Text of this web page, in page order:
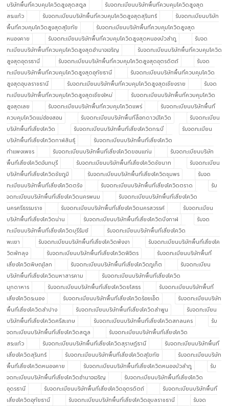
บริษัทพื้นที่ควบคุมโควิดสูงสุดสตูล
รับจดทะเบียนบริษัทพื้นที่ควบคุมโควิดสูงสุด
สระแก้ว
รับจดทะเบียนบริษัทพื้นที่ควบคุมโควิดสูงสุดสุรินทร์
รับจดทะเบียนบริษัท
พื้นที่ควบคุมโควิดสูงสุดสุโขทัย
รับจดทะเบียนบริษัทพื้นที่ควบคุมโควิดสูงสุด
หนองคาย
รับจดทะเบียนบริษัทพื้นที่ควบคุมโควิดสูงสุดหนองบัวลำภู
รับจด
ทะเบียนบริษัทพื้นที่ควบคุมโควิดสูงสุดอำนาจเจริญ
รับจดทะเบียนบริษัทพื้นที่ควบคุมโควิด
สูงสุดอุดรธานี
รับจดทะเบียนบริษัทพื้นที่ควบคุมโควิดสูงสุดอุตรดิตถ์
รับจด
ทะเบียนบริษัทพื้นที่ควบคุมโควิดสูงสุดอุทัยธานี
รับจดทะเบียนบริษัทพื้นที่ควบคุมโควิด
สูงสุดอุบลราชธานี
รับจดทะเบียนบริษัทพื้นที่ควบคุมโควิดสูงสุดเชียงราย
รับจด
ทะเบียนบริษัทพื้นที่ควบคุมโควิดสูงสุดเชียงใหม่
รับจดทะเบียนบริษัทพื้นที่ควบคุมโควิด
สูงสุดเลย
รับจดทะเบียนบริษัทพื้นที่ควบคุมโควิดแพร่
รับจดทะเบียนบริษัทพื้นที่
ควบคุมโควิดแม่ฮ่องสอน
รับจดทะเบียนบริษัทพื้นที่ล็อกดาวน์โควิด
รับจดทะเบียน
บริษัทพื้นที่เสี่ยงโควิด
รับจดทะเบียนบริษัทพื้นที่เสี่ยงโควิดกระบี่
รับจดทะเบียน
บริษัทพื้นที่เสี่ยงโควิดกาฬสินธุ์
รับจดทะเบียนบริษัทพื้นที่เสี่ยงโควิด
กำแพงเพชร
รับจดทะเบียนบริษัทพื้นที่เสี่ยงโควิดขอนแก่น
รับจดทะเบียนบริษัท
พื้นที่เสี่ยงโควิดจันทบุรี
รับจดทะเบียนบริษัทพื้นที่เสี่ยงโควิดชัยนาท
รับจดทะเบียน
บริษัทพื้นที่เสี่ยงโควิดชัยภูมิ
รับจดทะเบียนบริษัทพื้นที่เสี่ยงโควิดชุมพร
รับจด
ทะเบียนบริษัทพื้นที่เสี่ยงโควิดตรัง
รับจดทะเบียนบริษัทพื้นที่เสี่ยงโควิดตราด
รับ
จดทะเบียนบริษัทพื้นที่เสี่ยงโควิดนครพนม
รับจดทะเบียนบริษัทพื้นที่เสี่ยงโควิด
นครศรีธรรมราช
รับจดทะเบียนบริษัทพื้นที่เสี่ยงโควิดนครสวรรค์
รับจดทะเบียน
บริษัทพื้นที่เสี่ยงโควิดน่าน
รับจดทะเบียนบริษัทพื้นที่เสี่ยงโควิดบึงกาฬ
รับจด
ทะเบียนบริษัทพื้นที่เสี่ยงโควิดบุรีรัมย์
รับจดทะเบียนบริษัทพื้นที่เสี่ยงโควิด
พะเยา
รับจดทะเบียนบริษัทพื้นที่เสี่ยงโควิดพังงา
รับจดทะเบียนบริษัทพื้นที่เสี่ยงโค
วิดพัทลุง
รับจดทะเบียนบริษัทพื้นที่เสี่ยงโควิดพิจิตร
รับจดทะเบียนบริษัทพื้นที่
เสี่ยงโควิดพิษณุโลก
รับจดทะเบียนบริษัทพื้นที่เสี่ยงโควิดภูเก็ต
รับจดทะเบียน
บริษัทพื้นที่เสี่ยงโควิดมหาสารคาม
รับจดทะเบียนบริษัทพื้นที่เสี่ยงโควิด
มุกดาหาร
รับจดทะเบียนบริษัทพื้นที่เสี่ยงโควิดยโสธร
รับจดทะเบียนบริษัทพื้นที่
เสี่ยงโควิดระนอง
รับจดทะเบียนบริษัทพื้นที่เสี่ยงโควิดร้อยเอ็ด
รับจดทะเบียนบริษัท
พื้นที่เสี่ยงโควิดลำปาง
รับจดทะเบียนบริษัทพื้นที่เสี่ยงโควิดลำพูน
รับจดทะเบียน
บริษัทพื้นที่เสี่ยงโควิดศรีสะเกษ
รับจดทะเบียนบริษัทพื้นที่เสี่ยงโควิดสกลนคร
รับ
จดทะเบียนบริษัทพื้นที่เสี่ยงโควิดสตูล
รับจดทะเบียนบริษัทพื้นที่เสี่ยงโควิด
สระแก้ว
รับจดทะเบียนบริษัทพื้นที่เสี่ยงโควิดสุราษฎ์ธานี
รับจดทะเบียนบริษัทพื้นที่
เสี่ยงโควิดสุรินทร์
รับจดทะเบียนบริษัทพื้นที่เสี่ยงโควิดสุโขทัย
รับจดทะเบียนบริษัท
พื้นที่เสี่ยงโควิดหนองคาย
รับจดทะเบียนบริษัทพื้นที่เสี่ยงโควิดหนองบัวลำภู
รับ
จดทะเบียนบริษัทพื้นที่เสี่ยงโควิดอำนาจเจริญ
รับจดทะเบียนบริษัทพื้นที่เสี่ยงโควิด
อุดรธานี
รับจดทะเบียนบริษัทพื้นที่เสี่ยงโควิดอุตรดิตถ์
รับจดทะเบียนบริษัทพื้นที่
เสี่ยงโควิดอุทัยธานี
รับจดทะเบียนบริษัทพื้นที่เสี่ยงโควิดอุบลราชธานี รับจด